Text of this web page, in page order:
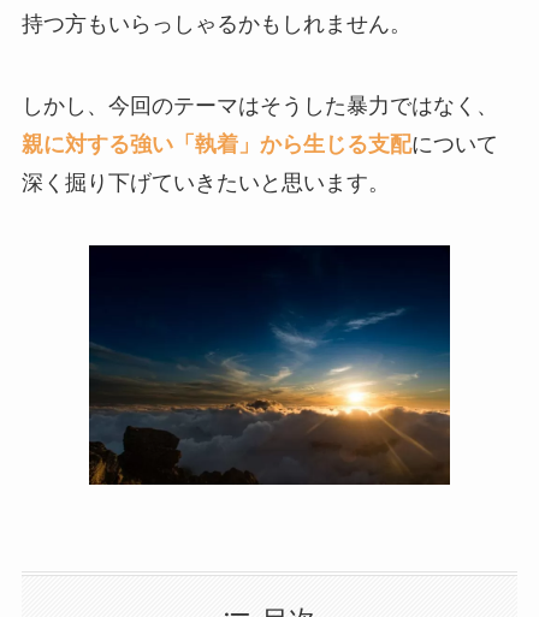
持つ方もいらっしゃるかもしれません。
しかし、今回のテーマはそうした暴力ではなく、
親に対する強い「執着」から生じる支配について
深く掘り下げていきたいと思います。